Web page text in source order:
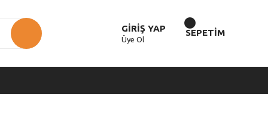
GİRİŞ YAP
Üye Ol
SEPETİM